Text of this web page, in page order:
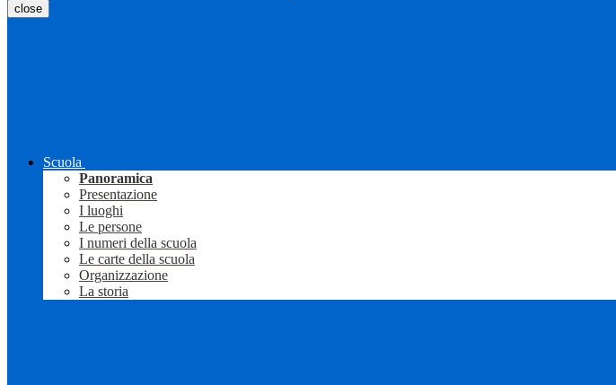
close
Scuola
Panoramica
Presentazione
I luoghi
Le persone
I numeri della scuola
Le carte della scuola
Organizzazione
La storia